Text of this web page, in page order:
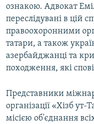
ознакою. Адвокат
переслідувані в цій
правоохоронними
татари, а також
азербайджанці та
походження, які
Представники
організації «Хізб
місією об'єднання